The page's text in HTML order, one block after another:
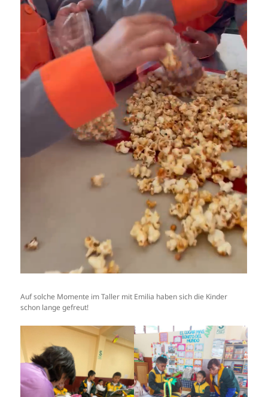
Auf solche Momente im Taller mit Emilia haben sich die Kinder
schon lange gefreut!